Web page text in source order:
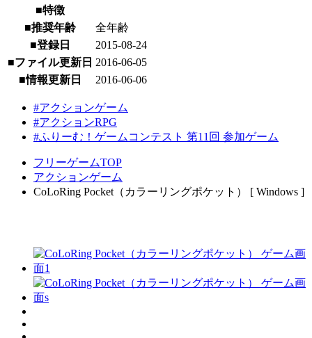
■特徴
■推奨年齢
全年齢
■登録日
2015-08-24
■ファイル更新日 2016-06-05
■情報更新日
2016-06-06
#アクションゲーム
#アクションRPG
#ふりーむ！ゲームコンテスト 第11回 参加ゲーム
フリーゲームTOP
アクションゲーム
CoLoRing Pocket（カラーリングポケット） [ Windows ]